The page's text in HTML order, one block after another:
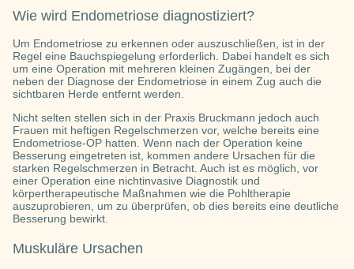
Wie wird Endometriose diagnostiziert?
Um Endometriose zu erkennen oder auszuschließen, ist in der
Regel eine Bauchspiegelung erforderlich. Dabei handelt es sich
um eine Operation mit mehreren kleinen Zugängen, bei der
neben der Diagnose der Endometriose in einem Zug auch die
sichtbaren Herde entfernt werden.
Nicht selten stellen sich in der Praxis Bruckmann jedoch auch
Frauen mit heftigen Regelschmerzen vor, welche bereits eine
Endometriose-OP hatten. Wenn nach der Operation keine
Besserung eingetreten ist, kommen andere Ursachen für die
starken Regelschmerzen in Betracht. Auch ist es möglich, vor
einer Operation eine nichtinvasive Diagnostik und
körpertherapeutische Maßnahmen wie die Pohltherapie
auszuprobieren, um zu überprüfen, ob dies bereits eine deutliche
Besserung bewirkt.
Muskuläre Ursachen